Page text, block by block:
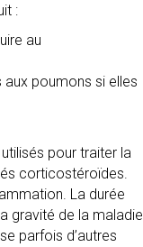
:
au
poumons si elles
pour traiter la
corticostéroïdes.
La durée
gravité de la maladie
parfois d’autres